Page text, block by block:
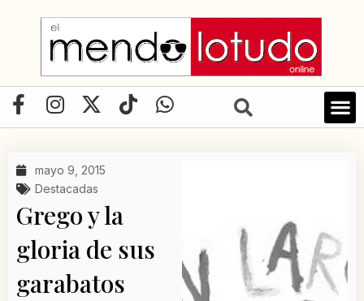
contenido
F
a
e
b
o
o
k
-
f
I
n
t
a
r
a
m
X
-
w
i
t
e
r
T
i
W
h
mayo 9, 2015
Destacadas
Grego y la
gloria de sus
garabatos